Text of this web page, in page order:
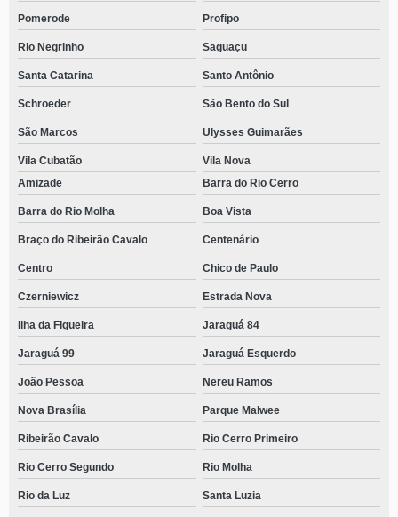
Pomerode Profipo
Rio Negrinho Saguaçu
Santa Catarina Santo Antônio
Schroeder São Bento do Sul
São Marcos Ulysses Guimarães
Vila Cubatão
Vila Nova
Amizade
Barra do Rio Cerro
Barra do Rio Molha Boa Vista
Braço do Ribeirão Cavalo Centenário
Centro Chico de Paulo
Czerniewicz Estrada Nova
Ilha da Figueira Jaraguá 84
Jaraguá 99 Jaraguá Esquerdo
João Pessoa Nereu Ramos
Nova Brasília Parque Malwee
Ribeirão Cavalo Rio Cerro Primeiro
Rio Cerro Segundo Rio Molha
Rio da Luz Santa Luzia